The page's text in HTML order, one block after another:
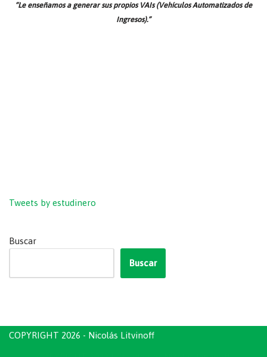
“Le enseñamos a generar sus propios VAIs (Vehículos Automatizados de
Ingresos).”
Tweets by estudinero
Buscar
Buscar
COPYRIGHT 2026 - Nicolás Litvinoff